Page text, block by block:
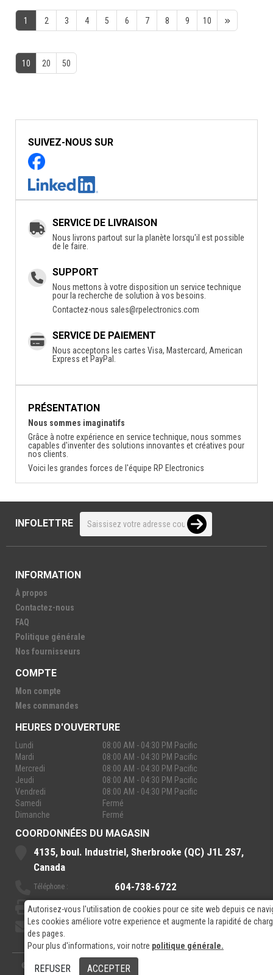
Autorisez-vous l'utilisation de cookies pour ce site web depuis ce
Les cookies améliore votre experience et augmente la rapidité de
des pages.
Pour plus d'informations, voir notre politique générale.
REFUSER ACCEPTER
1 2 3 4 5 6 7 8 9 10
10 20 50
SUIVEZ-NOUS SUR
SERVICE DE LIVRAISON
Nous livrons partout sur la planète lorsqu'il est possible
de le faire.
SUPPORT
Nous mettons à votre disposition un service technique
pour la recherche de solution à vos besoins.
Contactez-nous sales@rpelectronics.com
SERVICE DE PAIEMENT
Nous acceptons les cartes Visa, Mastercard, American
Express et PayPal.
PRÉSENTATION
Nous sommes imaginatifs
Grâce à notre expérience en service technique, nous sommes
capables d'inventer des solutions innovantes et créatives pour
nos clients.
Voici les grandes forces de l'équipe RP Electronics
INFOLETTRE
INFORMATION
À propos
Contactez-nous
FAQ
Politique générale
Nos fournisseurs
© 2026- RP Electronics
COMPTE
Mon compte
Mes commandes
HEURES D'OUVERTURE
Lundi
08:00 AM - 04:30 PM Pacific
Mardi
08:00 AM - 04:30 PM Pacific
Mercredi
08:00 AM - 04:30 PM Pacific
Jeudi
08:00 AM - 04:30 PM Pacific
Vendredi
08:00 AM - 04:30 PM Pacific
Samedi
Fermé
Dimanche
Fermé
COORDONNÉES DU MAGASIN
4135, boul. Industriel, Sherbrooke (QC) J1L 2S7,
Canada
Téléphone : 604-738-6722
Sans-Frais : 888-921-7770
Courriel: sales@rpelectronics.com